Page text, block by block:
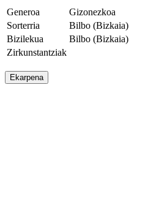
Generoa
Gizonezkoa
Sorterria
Bilbo (Bizkaia)
Bizilekua
Bilbo (Bizkaia)
Zirkunstantziak